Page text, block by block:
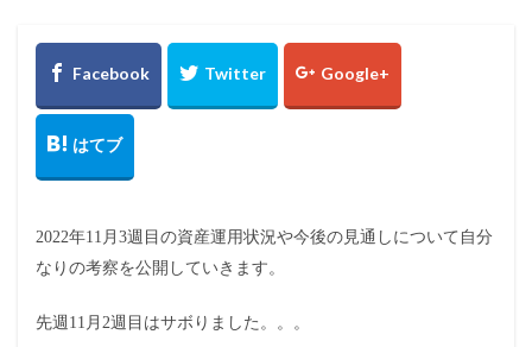
2022年11月3週目の資産運用状況や今後の見通しについて自分
なりの考察を公開していきます。
先週11月2週目はサボりました。。。